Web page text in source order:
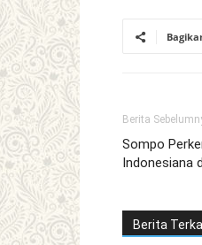
Berita
Sompo
Indonesiana
Berita